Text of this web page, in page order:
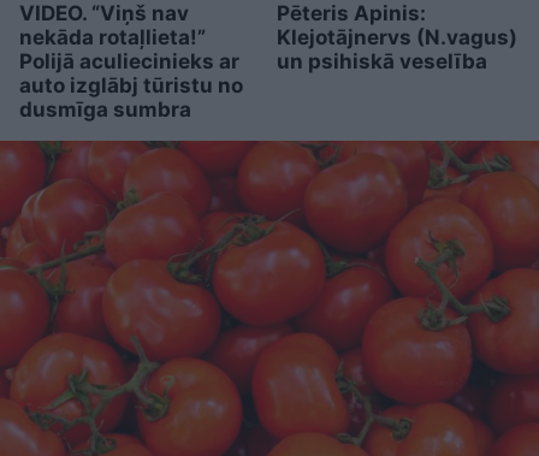
VIDEO. “Viņš nav
nekāda rotaļlieta!”
Polijā aculiecinieks ar
auto izglābj tūristu no
dusmīga sumbra
Pēteris Apinis:
Klejotājnervs (N.vagus)
un psihiskā veselība